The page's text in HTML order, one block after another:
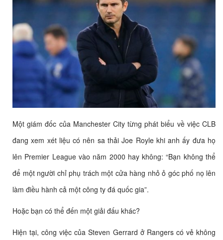
Một giám đốc của Manchester City từng phát biểu về việc CLB
đang xem xét liệu có nên sa thải Joe Royle khi anh ấy đưa họ
lên Premier League vào năm 2000 hay không: “Bạn không thể
để một người chỉ phụ trách một cửa hàng nhỏ ỏ góc phố nọ lên
làm điều hành cả một công ty đá quốc gia”.
Hoặc bạn có thể đến một giải đấu khác?
Hiện tại, công việc của Steven Gerrard ở Rangers có vẻ không